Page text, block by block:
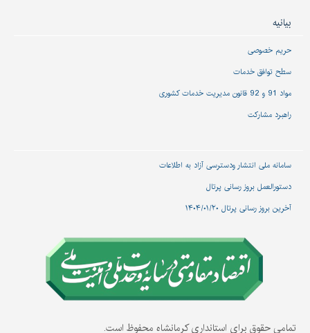
بیانیه
حریم خصوصی
سطح توافق خدمات
مواد 91 و 92 قانون مدیریت خدمات کشوری
راهبرد مشارکت
سامانه ملی انتشار و‌دسترسی آزاد به اطلاعات
دستورالعمل بروز رسانی پرتال
آخرین بروز رسانی پرتال ۱۴۰۴/۰۱/۲۰
تمامی حقوق برای استانداری کرمانشاه محفوظ است.